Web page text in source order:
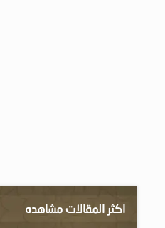
اكثر المقالات مشاهده